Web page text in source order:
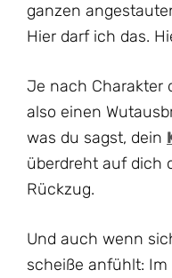
ganzen
Hier darf ich das.
Je nach Charakter
also einen
was du sagst, dein
überdreht auf dich
Rückzug.
Und auch wenn
scheiße anfühlt: